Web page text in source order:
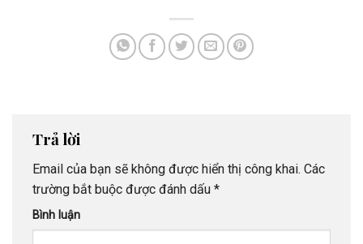
Trả lời
Email của bạn sẽ không được hiển thị công khai. Các
trường bắt buộc được đánh dấu *
Bình luận